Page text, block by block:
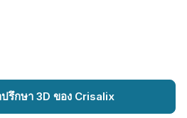
ปรึกษา 3D ของ Crisalix